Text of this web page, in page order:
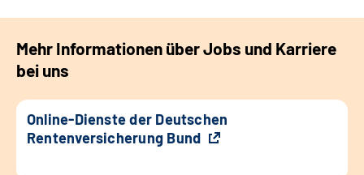
Mehr Informationen über Jobs und Karriere
bei uns
Online-Dienste der Deutschen
Rentenversicherung Bund